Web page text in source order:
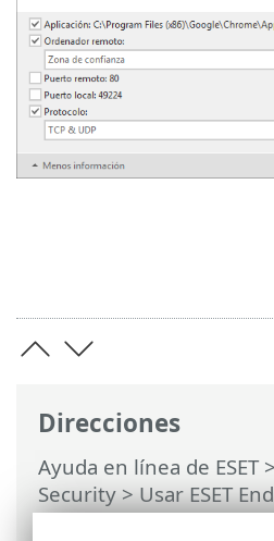
Direcciones
Ayuda en línea de ESET>
Security>Usar ESET
Configuración>Red>